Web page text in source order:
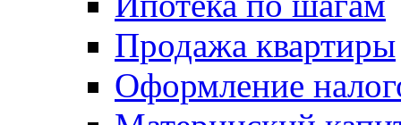
Продажа квартиры
Оформление